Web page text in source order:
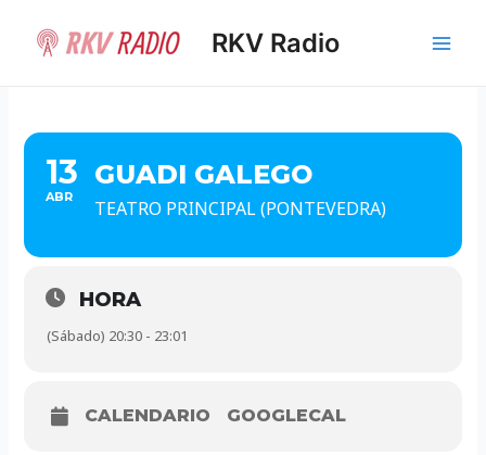
contenido
RKV Radio
13
ABR
GUADI GALEGO
TEATRO PRINCIPAL (PONTEVEDRA)
HORA
(Sábado) 20:30 - 23:01
CALENDARIO GOOGLECAL